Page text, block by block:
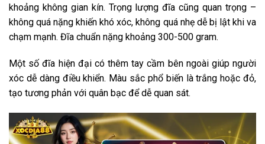
khoảng không gian kín. Trọng lượng đĩa cũng quan trọng –
không quá nặng khiến khó xóc, không quá nhẹ dễ bị lật khi va
chạm mạnh. Đĩa chuẩn nặng khoảng 300-500 gram.
Một số đĩa hiện đại có thêm tay cầm bên ngoài giúp người
xóc dễ dàng điều khiển. Màu sắc phổ biến là trắng hoặc đỏ,
tạo tương phản với quân bạc để dễ quan sát.